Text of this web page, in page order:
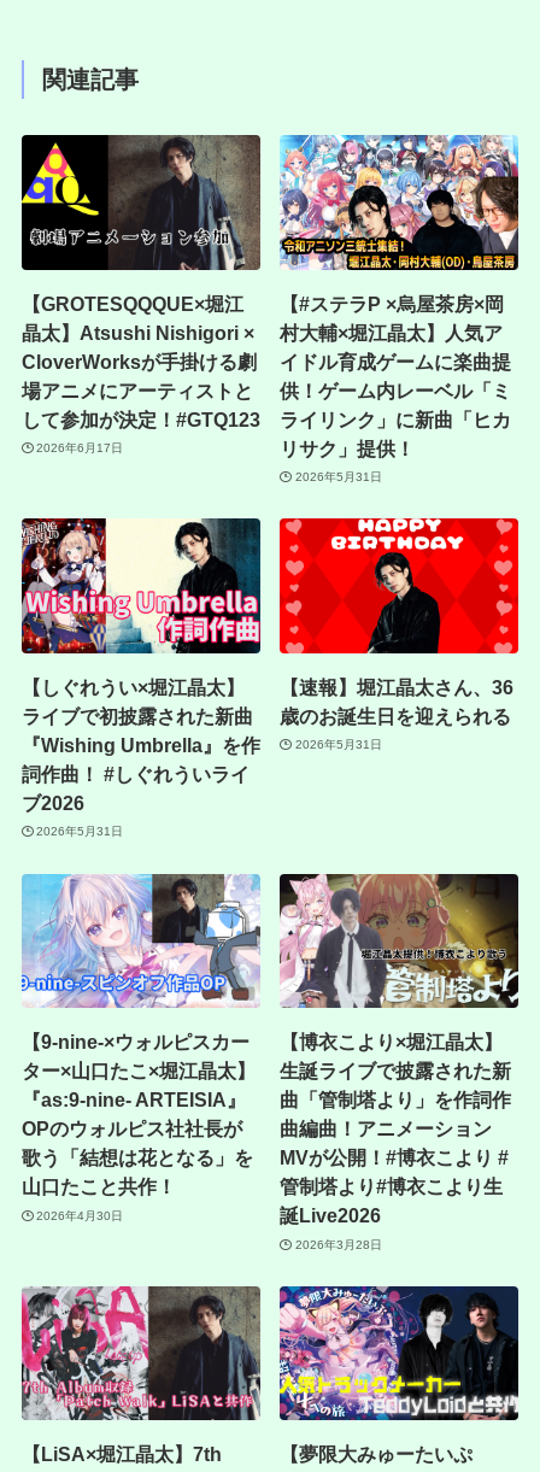
関連記事
【GROTESQQQUE×堀江
晶太】Atsushi Nishigori ×
CloverWorksが手掛ける劇
場アニメにアーティストと
して参加が決定！#GTQ123
2026年6月17日
【#ステラP ×烏屋茶房×岡
村大輔×堀江晶太】人気ア
イドル育成ゲームに楽曲提
供！ゲーム内レーベル「ミ
ライリンク」に新曲「ヒカ
リサク」提供！
2026年5月31日
【しぐれうい×堀江晶太】
ライブで初披露された新曲
『Wishing Umbrella』を作
詞作曲！ #しぐれういライ
ブ2026
2026年5月31日
【速報】堀江晶太さん、36
歳のお誕生日を迎えられる
2026年5月31日
【9-nine-×ウォルピスカー
ター×山口たこ×堀江晶太】
『as:9-nine- ARTEISIA』
OPのウォルピス社社長が
歌う「結想は花となる」を
山口たこと共作！
2026年4月30日
【博衣こより×堀江晶太】
生誕ライブで披露された新
曲「管制塔より」を作詞作
曲編曲！アニメーション
MVが公開！#博衣こより #
管制塔より#博衣こより生
誕Live2026
2026年3月28日
【LiSA×堀江晶太】7th 【夢限大みゅーたいぷ